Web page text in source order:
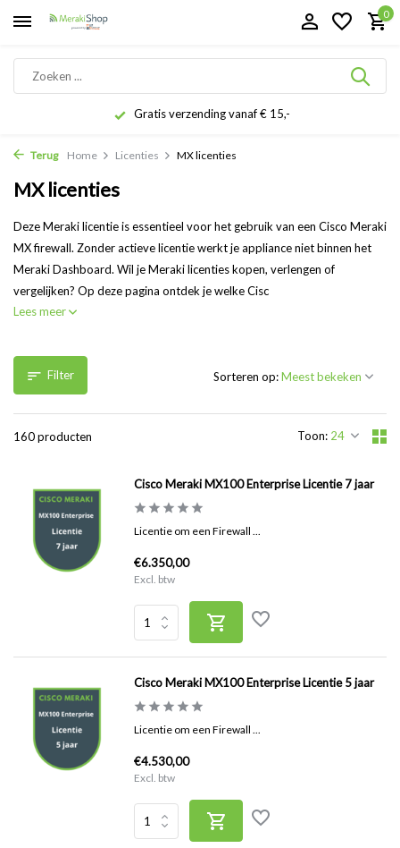
0
Gratis verzending vanaf € 15,-
Terug Home Licenties MX licenties
MX licenties
Deze Meraki licentie is essentieel voor het gebruik van een Cisco Meraki
MX firewall. Zonder actieve licentie werkt je appliance niet binnen het
Meraki Dashboard. Wil je Meraki licenties kopen, verlengen of
vergelijken? Op deze pagina ontdek je welke Cisc
Lees meer
Filter
160 producten Toon:
Sorteren op:
Cisco Meraki MX100 Enterprise Licentie 7 jaar
Licentie om een Firewall ...
€6.350,00
Excl. btw
Cisco Meraki MX100 Enterprise Licentie 5 jaar
Licentie om een Firewall ...
€4.530,00
Excl. btw